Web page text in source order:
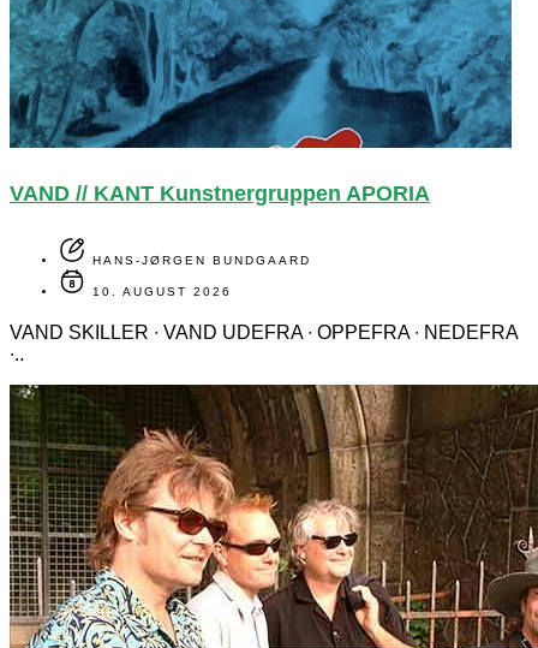
VAND // KANT Kunstnergruppen APORIA
HANS-JØRGEN BUNDGAARD
10. AUGUST 2026
VAND SKILLER ∙ VAND UDEFRA ∙ OPPEFRA ∙ NEDEFRA
∙..